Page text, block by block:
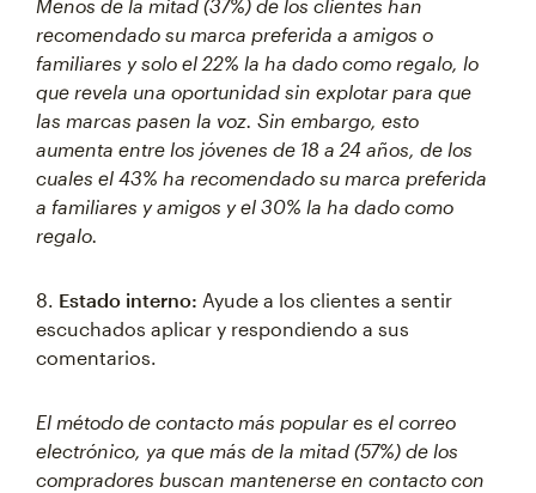
Menos de la mitad (37%) de los clientes han
recomendado su marca preferida a amigos o
familiares y solo el 22% la ha dado como regalo, lo
que revela una oportunidad sin explotar para que
las marcas pasen la voz. Sin embargo, esto
aumenta entre los jóvenes de 18 a 24 años, de los
cuales el 43% ha recomendado su marca preferida
a familiares y amigos y el 30% la ha dado como
regalo.
8. Estado interno: Ayude a los clientes a sentir
escuchados aplicar y respondiendo a sus
comentarios.
El método de contacto más popular es el correo
electrónico, ya que más de la mitad (57%) de los
compradores buscan mantenerse en contacto con